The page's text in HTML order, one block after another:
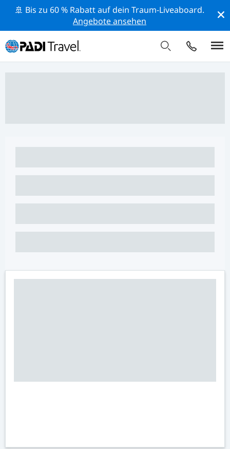
🚢 Bis zu 60 % Rabatt auf dein Traum-Liveaboard.
Angebote ansehen